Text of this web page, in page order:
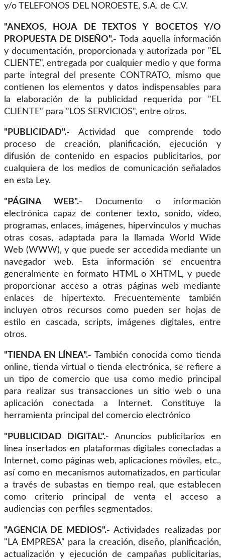
y/o TELEFONOS DEL NOROESTE, S.A. de C.V.
"ANEXOS, HOJA DE TEXTOS Y BOCETOS Y/O
PROPUESTA DE DISEÑO".- Toda aquella información
y documentación, proporcionada y autorizada por "EL
CLIENTE", entregada por cualquier medio y que forma
parte integral del presente CONTRATO, mismo que
contienen los elementos y datos indispensables para
la elaboración de la publicidad requerida por "EL
CLIENTE" para "LOS SERVICIOS", entre otros.
"PUBLICIDAD".- Actividad que comprende todo
proceso de creación, planificación, ejecución y
difusión de contenido en espacios publicitarios, por
cualquiera de los medios de comunicación señalados
en esta Ley.
"PÁGINA WEB".- Documento o información
electrónica capaz de contener texto, sonido, vídeo,
programas, enlaces, imágenes, hipervínculos y muchas
otras cosas, adaptada para la llamada World Wide
Web (WWW), y que puede ser accedida mediante un
navegador web. Esta información se encuentra
generalmente en formato HTML o XHTML, y puede
proporcionar acceso a otras páginas web mediante
enlaces de hipertexto. Frecuentemente también
incluyen otros recursos como pueden ser hojas de
estilo en cascada, scripts, imágenes digitales, entre
otros.
"TIENDA EN LÍNEA".- También conocida como tienda
online, tienda virtual o tienda electrónica, se refiere a
un tipo de comercio que usa como medio principal
para realizar sus transacciones un sitio web o una
aplicación conectada a Internet. Constituye la
herramienta principal del comercio electrónico
"PUBLICIDAD DIGITAL".- Anuncios publicitarios en
línea insertados en plataformas digitales conectadas a
Internet, como páginas web, aplicaciones móviles, etc.,
así como en mecanismos automatizados, en particular
a través de subastas en tiempo real, que establecen
como criterio principal de venta el acceso a
audiencias con perfiles segmentados.
"AGENCIA DE MEDIOS".- Actividades realizadas por
"LA EMPRESA" para la creación, diseño, planificación,
actualización y ejecución de campañas publicitarias,